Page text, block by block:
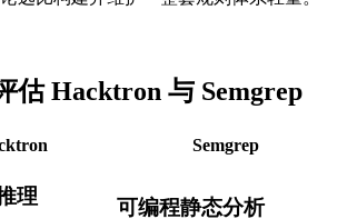
估 Hacktron 与 Semgrep
Semgrep
理 可编程静态分析